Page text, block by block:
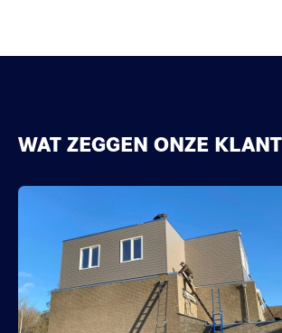
WAT ZEGGEN ONZE